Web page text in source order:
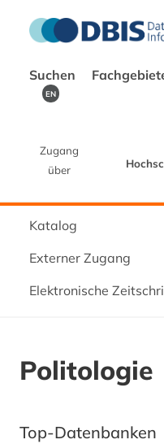
Suchen
EN
Zugang
über
Katalog
Externer Zugang
Elektronische
Politologie
Top-Datenbanken